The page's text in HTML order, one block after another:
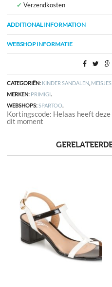
Verzendkosten
ADDITIONAL INFORMATION
WEBSHOP INFORMATIE
CATEGORIËN: KINDER SANDALEN,
MERKEN: PRIMIGI.
WEBSHOPS:SPARTOO.
Kortingscode: Helaas heeft
dit moment